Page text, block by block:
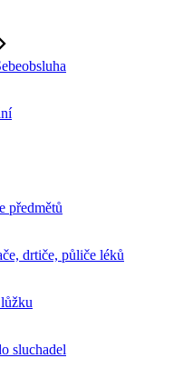
předmětů
drtiče, půliče léků
sluchadel